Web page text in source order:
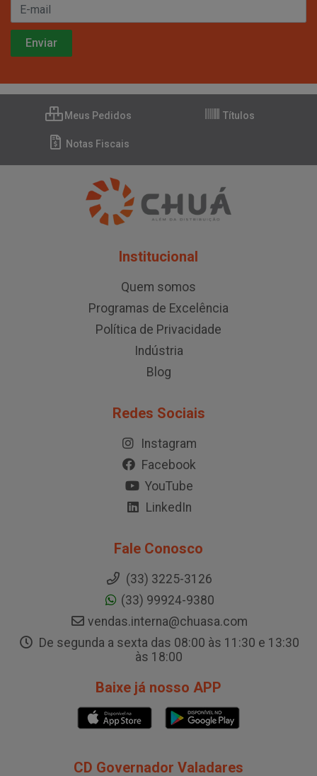
Meus Pedidos Títulos
Notas Fiscais
Institucional
Quem somos
Programas de Excelência
Política de Privacidade
Indústria
Blog
Redes Sociais
Instagram
Facebook
YouTube
LinkedIn
Fale Conosco
(33) 3225-3126
(33) 99924-9380
vendas.interna@chuasa.com
De segunda a sexta das 08:00 às 11:30 e 13:30
às 18:00
Baixe já nosso APP
CD Governador Valadares